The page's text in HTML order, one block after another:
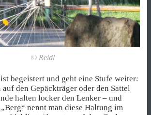
© Reidl
begeistert und geht eine Stufe weiter:
den Gepäckträger oder den Sattel
halten locker den Lenker – und
nennt man diese Haltung im